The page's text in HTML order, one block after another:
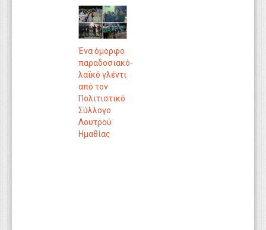
Ένα όμορφο
παραδοσιακό-
λαϊκό γλέντι
από τον
Πολιτιστικό
Σύλλογο
Λουτρού
Ημαθίας